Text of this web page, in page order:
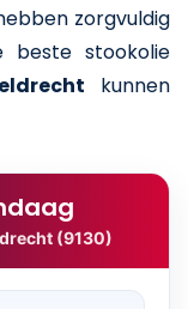
zorgvuldig
beste stookolie
kunnen
(9130)